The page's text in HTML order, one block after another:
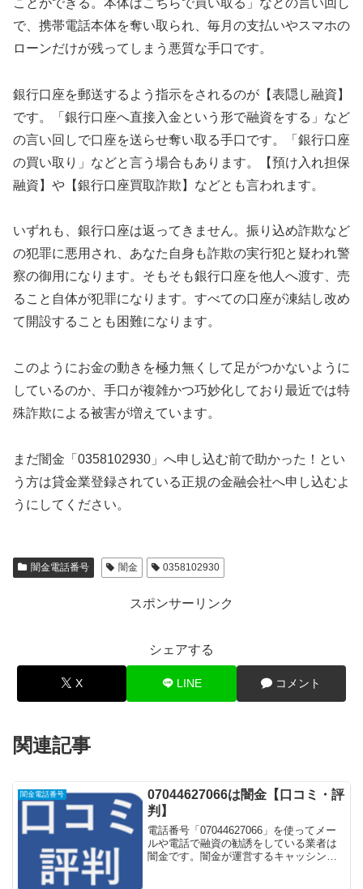
で、携帯電話本体を奪い取られ、毎月の支払いやスマホの
ローンだけが残ってしまう悪質な手口です。
銀行口座を郵送するよう指示をされるのが【表隠し融資】
です。「銀行口座へ直接入金という形で融資をする」など
の言い回しで口座を送らせ奪い取る手口です。「銀行口座
の買い取り」などと言う場合もあります。【預け入れ担保
融資】や【銀行口座買取詐欺】などとも言われます。
いずれも、銀行口座は返ってきません。振り込め詐欺など
の犯罪に悪用され、あなた自身も詐欺の実行犯と疑われ警
察の御用になります。そもそも銀行口座を他人へ渡す、売
ること自体が犯罪になります。すべての口座が凍結し改め
て開設することも困難になります。
このようにお金の動きを極力無くして足がつかないように
しているのか、手口が複雑かつ巧妙化しており最近では特
殊詐欺による被害が増えています。
まだ闇金「0358102930」へ申し込む前で助かった！とい
う方は貸金業登録されている正規の金融会社へ申し込むよ
うにしてください。
闇金電話番号 闇金 0358102930
スポンサーリンク
シェアする
X LINE コメント
関連記事
闇金電話番号
07044627066は闇金【口コミ・評
判】
電話番号「07044627066」を使ってメー
ルや電話で融資の勧誘をしている業者は
闇金です。闇金が運営するキャッシング